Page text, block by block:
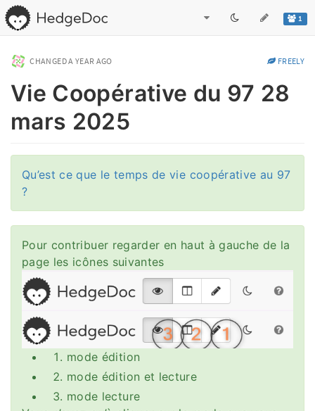
1
CHANGEDA YEAR AGO FREELY
Vie Coopérative du 97 28
mars 2025
Qu’est ce que le temps de vie coopérative au 97
?
Pour contribuer regarder en haut à gauche de la
page les icônes suivantes
mode édition
mode édition et lecture
mode lecture